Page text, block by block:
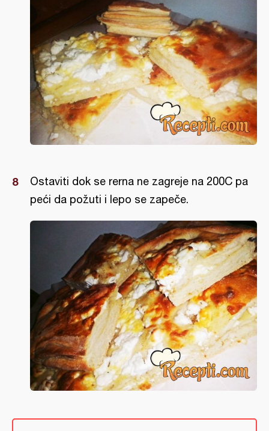
Ostaviti dok se rerna ne zagreje na 200C pa
peći da požuti i lepo se zapeče.